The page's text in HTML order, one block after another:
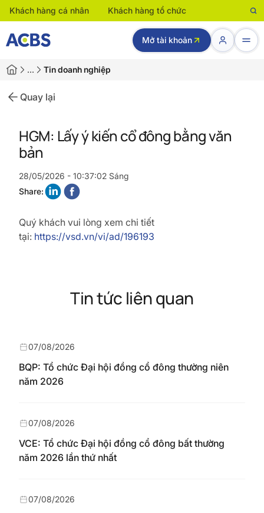
Khách hàng cá nhân Khách hàng tổ chức
Mở tài khoản
… Tin doanh nghiệp
Quay lại
HGM: Lấy ý kiến cổ đông bằng văn
bản
28/05/2026 - 10:37:02 Sáng
Share:
Quý khách vui lòng xem chi tiết
tại: https://vsd.vn/vi/ad/196193
Tin tức liên quan
BQP: Tổ chức Đại hội đồng cổ đông thường niên
năm 2026
07/08/2026
VCE: Tổ chức Đại hội đồng cổ đông bất thường
năm 2026 lần thứ nhất
07/08/2026
07/08/2026